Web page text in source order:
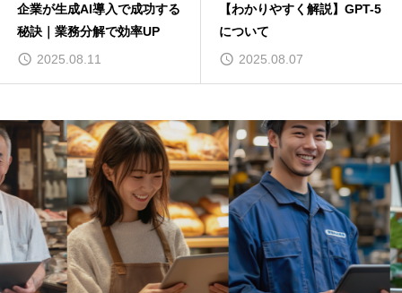
企業が生成AI導入で成功する
秘訣｜業務分解で効率UP
2025.08.11
【わかりやすく解説】GPT-5
について
2025.08.07